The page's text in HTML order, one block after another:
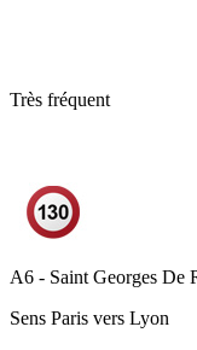
Très fréquent
A6 - Saint Georges De
Sens Paris vers Lyon